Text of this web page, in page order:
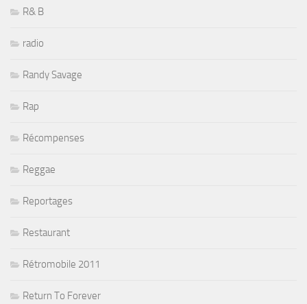
R& B
radio
Randy Savage
Rap
Récompenses
Reggae
Reportages
Restaurant
Rétromobile 2011
Return To Forever